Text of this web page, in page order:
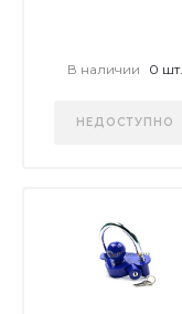
В наличии 0 шт.
НЕДОСТУПНО